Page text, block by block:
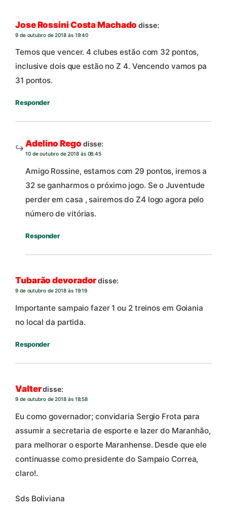
Jose Rossini Costa Machado disse:
9 de outubro de 2018 às 19:40
Temos que vencer. 4 clubes estão com 32 pontos,
inclusive dois que estão no Z 4. Vencendo vamos pa
31 pontos.
Responder
Adelino Rego disse:
10 de outubro de 2018 às 08:45
Amigo Rossine, estamos com 29 pontos, iremos a
32 se ganharmos o próximo jogo. Se o Juventude
perder em casa , sairemos do Z4 logo agora pelo
número de vitórias.
Responder
Tubarão devoradordisse:
9 de outubro de 2018 às 19:19
Importante sampaio fazer 1 ou 2 treinos em Goiania
no local da partida.
Responder
Valterdisse:
9 de outubro de 2018 às 18:58
Eu como governador; convidaria Sergio Frota para
assumir a secretaria de esporte e lazer do Maranhão,
para melhorar o esporte Maranhense. Desde que ele
continuasse como presidente do Sampaio Correa,
claro!.
Sds Boliviana